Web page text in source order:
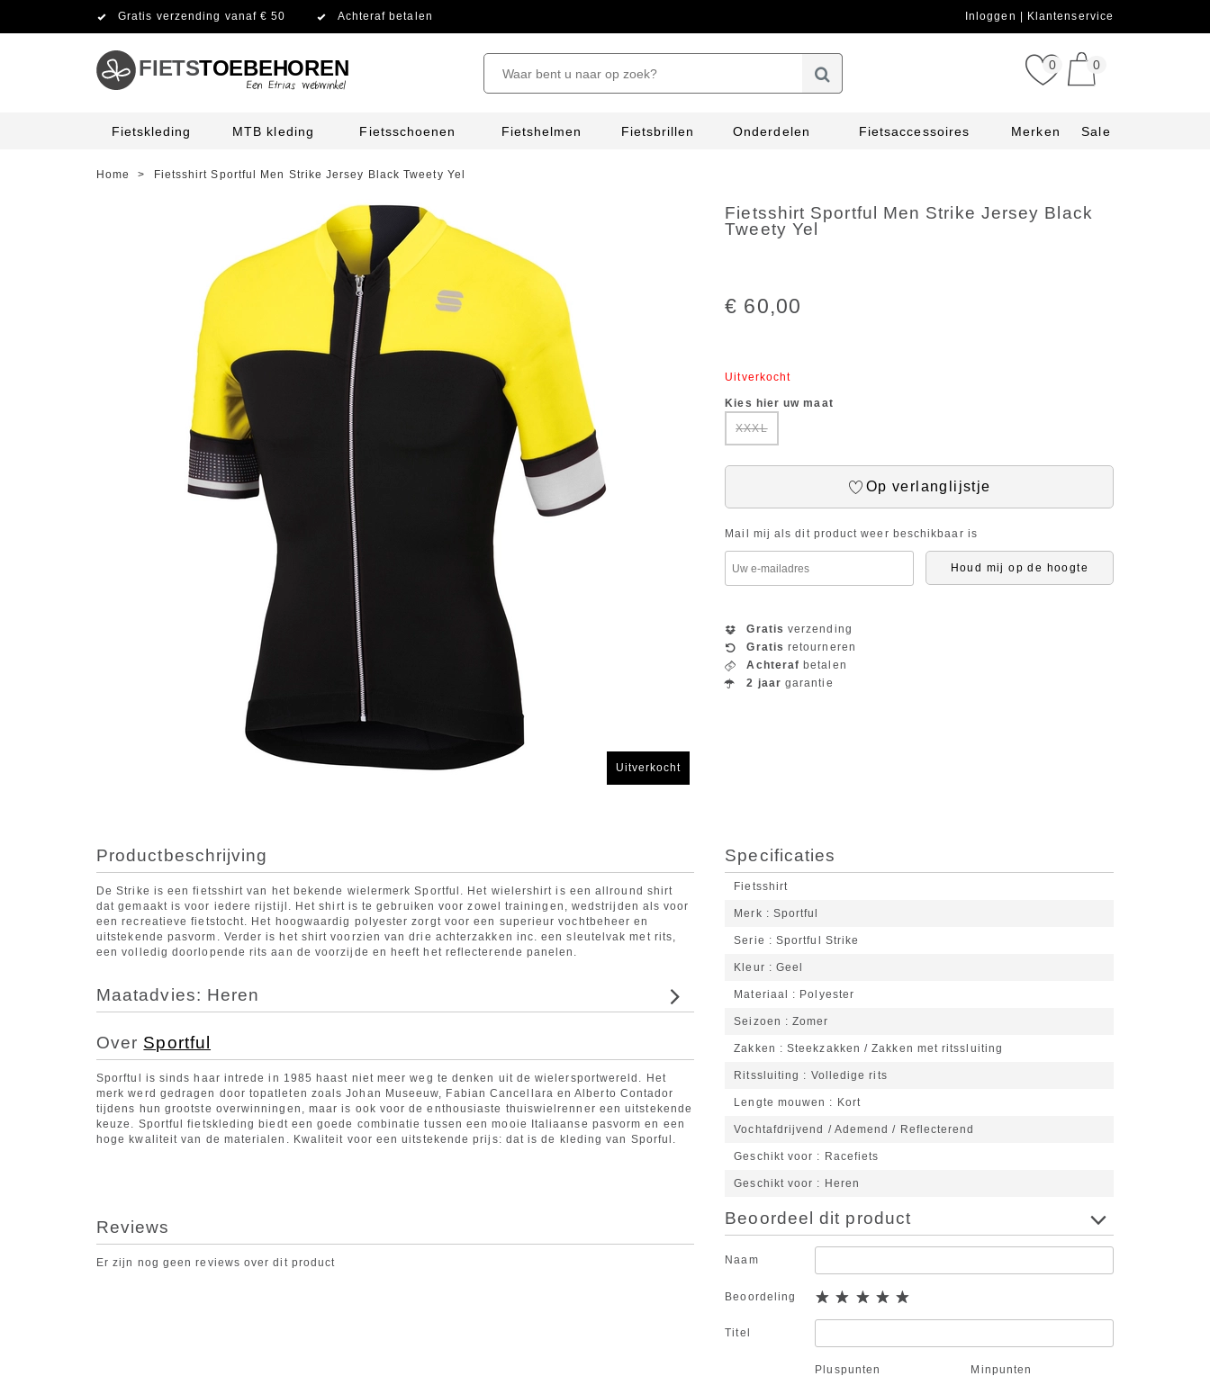
Gratis verzending vanaf € 50 Achteraf betalen Inloggen Klantenservice
FIETSTOEBEHOREN 0 0
Fietskleding MTB kleding Fietsschoenen Fietshelmen Fietsbrillen Onderdelen Fietsaccessoires Merken Sale
Home > Fietsshirt Sportful Men Strike Jersey Black Tweety Yel
Uitverkocht
Fietsshirt Sportful Men Strike Jersey Black
Tweety Yel
€ 60,00
Uitverkocht
Kies hier uw maat
XXXL
Op verlanglijstje
Mail mij als dit product weer beschikbaar is
Houd mij op de hoogte
Gratis verzending
Gratis retourneren
Achteraf betalen
2 jaar garantie
Productbeschrijving
De Strike is een fietsshirt van het bekende wielermerk Sportful. Het wielershirt is een allround shirt
dat gemaakt is voor iedere rijstijl. Het shirt is te gebruiken voor zowel trainingen, wedstrijden als voor
een recreatieve fietstocht. Het hoogwaardig polyester zorgt voor een superieur vochtbeheer en
uitstekende pasvorm. Verder is het shirt voorzien van drie achterzakken inc. een sleutelvak met rits,
een volledig doorlopende rits aan de voorzijde en heeft het reflecterende panelen.
Maatadvies: Heren
Over Sportful
Sporftul is sinds haar intrede in 1985 haast niet meer weg te denken uit de wielersportwereld. Het
merk werd gedragen door topatleten zoals Johan Museeuw, Fabian Cancellara en Alberto Contador
tijdens hun grootste overwinningen, maar is ook voor de enthousiaste thuiswielrenner een uitstekende
keuze. Sportful fietskleding biedt een goede combinatie tussen een mooie Italiaanse pasvorm en een
hoge kwaliteit van de materialen. Kwaliteit voor een uitstekende prijs: dat is de kleding van Sporful.
Specificaties
Fietsshirt
Merk Sportful
Serie Sportful Strike
Kleur Geel
Materiaal Polyester
Seizoen Zomer
Zakken Steekzakken / Zakken met ritssluiting
Ritssluiting Volledige rits
Lengte mouwen Kort
Vochtafdrijvend / Ademend / Reflecterend
Geschikt voor Racefiets
Geschikt voor Heren
Reviews
Er zijn nog geen reviews over dit product
Beoordeel dit product
Naam
Beoordeling
Titel
Pluspunten Minpunten